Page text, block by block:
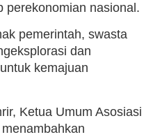
perekonomian nasional.
pemerintah, swasta
dan
kemajuan
Ketua Umum Asosiasi